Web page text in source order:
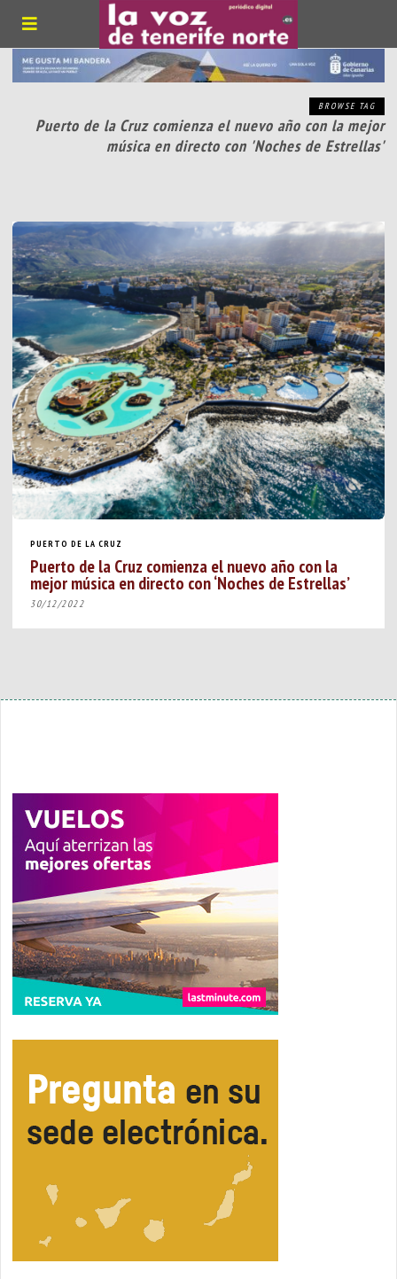
BROWSE TAG
Puerto de la Cruz comienza el nuevo año con la mejor
música en directo con 'Noches de Estrellas'
PUERTO DE LA CRUZ
Puerto de la Cruz comienza el nuevo año con la
mejor música en directo con ‘Noches de Estrellas’
30/12/2022